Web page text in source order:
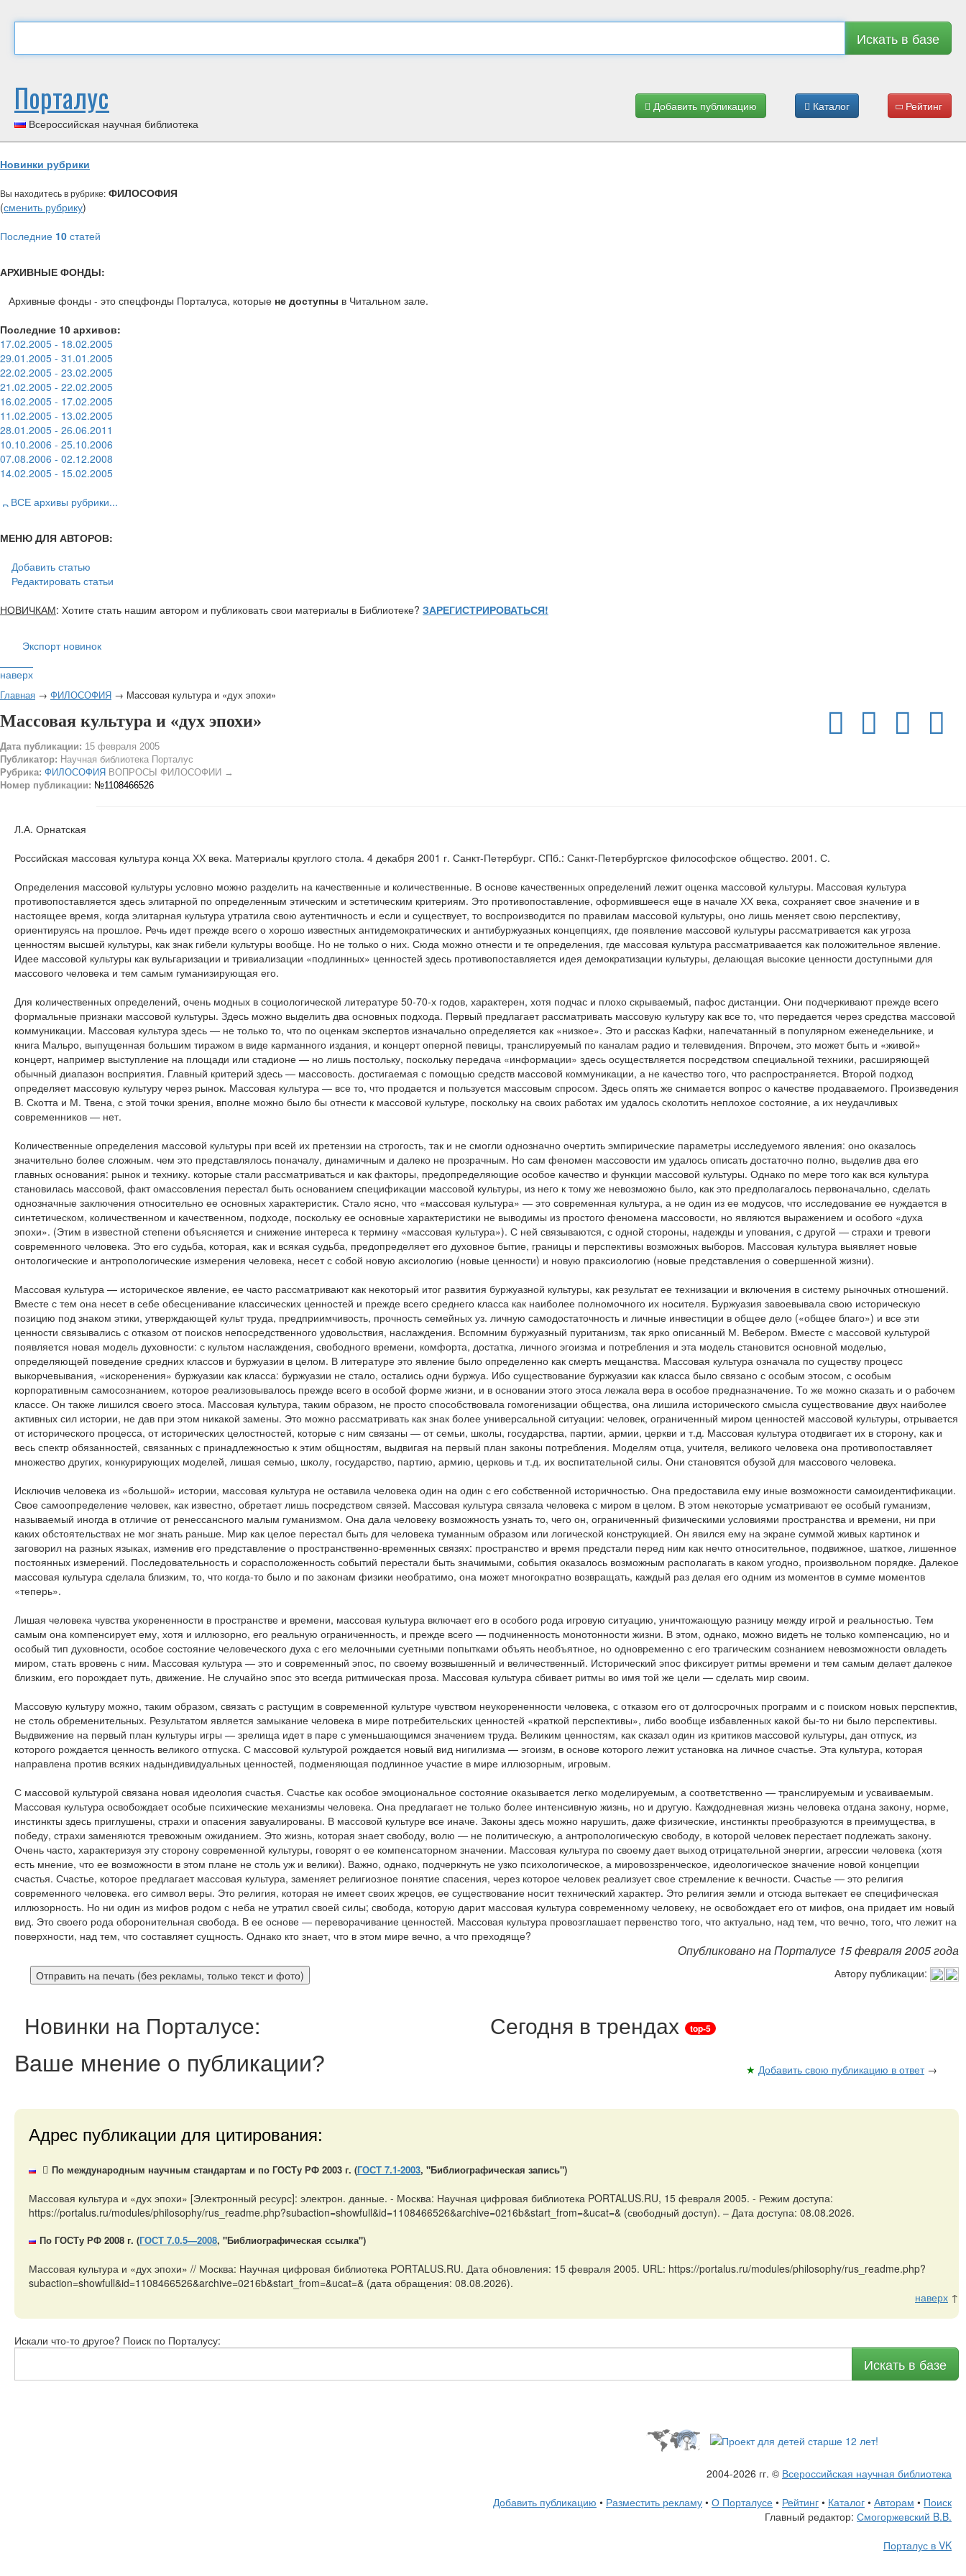
Искать в базе
Рейтинг
Каталог
Добавить публикацию
Порталус
Всероссийская научная библиотека
Новинки рубрики
Вы находитесь в рубрике: ФИЛОСОФИЯ
(сменить рубрику)
Последние 10 статей
АРХИВНЫЕ ФОНДЫ:
Архивные фонды - это спецфонды Порталуса, которые не доступны в Читальном зале.
Последние 10 архивов:
17.02.2005 - 18.02.2005
29.01.2005 - 31.01.2005
22.02.2005 - 23.02.2005
21.02.2005 - 22.02.2005
16.02.2005 - 17.02.2005
11.02.2005 - 13.02.2005
28.01.2005 - 26.06.2011
10.10.2006 - 25.10.2006
07.08.2006 - 02.12.2008
14.02.2005 - 15.02.2005
ВСЕ архивы рубрики...
МЕНЮ ДЛЯ АВТОРОВ:
Добавить статью
Редактировать статьи
НОВИЧКАМ: Хотите стать нашим автором и публиковать свои материалы в Библиотеке? ЗАРЕГИСТРИРОВАТЬСЯ!
Экспорт новинок
наверх
Главная → ФИЛОСОФИЯ → Массовая культура и «дух эпохи»
Массовая культура и «дух эпохи»
Дата публикации: 15 февраля 2005
Публикатор: Научная библиотека Порталус
Рубрика: ФИЛОСОФИЯ ВОПРОСЫ ФИЛОСОФИИ →
Номер публикации: №1108466526
Л.А. Орнатская
Российская массовая культура конца ХХ века. Материалы круглого стола. 4 декабря 2001 г. Санкт-Петербург. СПб.: Санкт-Петербургское философское общество. 2001. С.
Определения массовой культуры условно можно разделить на качественные и количественные. В основе качественных определений лежит оценка массовой культуры. Массовая культура
противопоставляется здесь элитарной по определенным этическим и эстетическим критериям. Это противопоставление, оформившееся еще в начале ХХ века, сохраняет свое значение и в
настоящее время, когда элитарная культура утратила свою аутентичность и если и существует, то воспроизводится по правилам массовой культуры, оно лишь меняет свою перспективу,
ориентируясь на прошлое. Речь идет прежде всего о хорошо известных антидемократических и антибуржуазных концепциях, где появление массовой культуры рассматривается как угроза
ценностям высшей культуры, как знак гибели культуры вообще. Но не только о них. Сюда можно отнести и те определения, где массовая культура рассматриваается как положительное явление.
Идее массовой культуры как вульгаризации и тривиализации «подлинных» ценностей здесь противопоставляется идея демократизации культуры, делающая высокие ценности доступными для
массового человека и тем самым гуманизирующая его.
Для количественных определений, очень модных в социологической литературе 50-70-х годов, характерен, хотя подчас и плохо скрываемый, пафос дистанции. Они подчеркивают прежде всего
формальные признаки массовой культуры. Здесь можно выделить два основных подхода. Первый предлагает рассматривать массовую культуру как все то, что передается через средства массовой
коммуникации. Массовая культура здесь — не только то, что по оценкам экспертов изначально определяется как «низкое». Это и рассказ Кафки, напечатанный в популярном еженедельнике, и
книга Мальро, выпущенная большим тиражом в виде карманного издания, и концерт оперной певицы, транслируемый по каналам радио и телевидения. Впрочем, это может быть и «живой»
концерт, например выступление на площади или стадионе — но лишь постольку, поскольку передача «информации» здесь осуществляется посредством специальной техники, расширяющей
обычный диапазон восприятия. Главный критерий здесь — массовость. достигаемая с помощью средств массовой коммуникации, а не качество того, что распространяется. Второй подход
определяет массовую культуру через рынок. Массовая культура — все то, что продается и пользуется массовым спросом. Здесь опять же снимается вопрос о качестве продаваемого. Произведения
В. Скотта и М. Твена, с этой точки зрения, вполне можно было бы отнести к массовой культуре, поскольку на своих работах им удалось сколотить неплохое состояние, а их неудачливых
современников — нет.
Количественные определения массовой культуры при всей их претензии на строгость, так и не смогли однозначно очертить эмпирические параметры исследуемого явления: оно оказалось
значительно более сложным. чем это представлялось поначалу, динамичным и далеко не прозрачным. Но сам феномен массовости им удалось описать достаточно полно, выделив два его
главных основания: рынок и технику. которые стали рассматриваться и как факторы, предопределяющие особое качество и функции массовой культуры. Однако по мере того как вся культура
становилась массовой, факт омассовления перестал быть основанием спецификации массовой культуры, из него к тому же невозможно было, как это предполагалось первоначально, сделать
однозначные заключения относительно ее основных характеристик. Стало ясно, что «массовая культура» — это современная культура, а не один из ее модусов, что исследование ее нуждается в
синтетическом, количественном и качественном, подходе, поскольку ее основные характеристики не выводимы из простого феномена массовости, но являются выражением и особого «духа
эпохи». (Этим в известной степени объясняется и снижение интереса к термину «массовая культура»). С ней связываются, с одной стороны, надежды и упования, с другой — страхи и тревоги
современного человека. Это его судьба, которая, как и всякая судьба, предопределяет его духовное бытие, границы и перспективы возможных выборов. Массовая культура выявляет новые
онтологические и антропологические измерения человека, несет с собой новую аксиологию (новые ценности) и новую праксиологию (новые представления о совершенной жизни).
Массовая культура — историческое явление, ее часто рассматривают как некоторый итог развития буржуазной культуры, как результат ее технизации и включения в систему рыночных отношений.
Вместе с тем она несет в себе обесценивание классических ценностей и прежде всего среднего класса как наиболее полномочного их носителя. Буржуазия завоевывала свою историческую
позицию под знаком этики, утверждающей культ труда, предприимчивость, прочность семейных уз. личную самодостаточность и личные инвестиции в общее дело («общее благо») и все эти
ценности связывались с отказом от поисков непосредственного удовольствия, наслаждения. Вспомним буржуазный пуританизм, так ярко описанный М. Вебером. Вместе с массовой культурой
появляется новая модель духовности: с культом наслаждения, свободного времени, комфорта, достатка, личного эгоизма и потребления и эта модель становится основной моделью,
определяющей поведение средних классов и буржуазии в целом. В литературе это явление было определенно как смерть мещанства. Массовая культура означала по существу процесс
выкорчевывания, «искоренения» буржуазии как класса: буржуазии не стало, остались одни буржуа. Ибо существование буржуазии как класса было связано с особым этосом, с особым
корпоративным самосознанием, которое реализовывалось прежде всего в особой форме жизни, и в основании этого этоса лежала вера в особое предназначение. То же можно сказать и о рабочем
классе. Он также лишился своего этоса. Массовая культура, таким образом, не просто способствовала гомогенизации общества, она лишила исторического смысла существование двух наиболее
активных сил истории, не дав при этом никакой замены. Это можно рассматривать как знак более универсальной ситуации: человек, ограниченный миром ценностей массовой культуры, отрывается
от исторического процесса, от исторических целостностей, которые с ним связаны — от семьи, школы, государства, партии, армии, церкви и т.д. Массовая культура отодвигает их в сторону, как и
весь спектр обязанностей, связанных с принадлежностью к этим общностям, выдвигая на первый план законы потребления. Моделям отца, учителя, великого человека она противопоставляет
множество других, конкурирующих моделей, лишая семью, школу, государство, партию, армию, церковь и т.д. их воспитательной силы. Они становятся обузой для массового человека.
Исключив человека из «большой» истории, массовая культура не оставила человека один на один с его собственной историчностью. Она предоставила ему иные возможности самоидентификации.
Свое самоопределение человек, как известно, обретает лишь посредством связей. Массовая культура связала человека с миром в целом. В этом некоторые усматривают ее особый гуманизм,
называемый иногда в отличие от ренессансного малым гуманизмом. Она дала человеку возможность узнать то, чего он, ограниченный физическими условиями пространства и времени, ни при
каких обстоятельствах не мог знать раньше. Мир как целое перестал быть для человека туманным образом или логической конструкцией. Он явился ему на экране суммой живых картинок и
заговорил на разных языках, изменив его представление о пространственно-временных связях: пространство и время предстали перед ним как нечто относительное, подвижное, шаткое, лишенное
постоянных измерений. Последовательность и сорасположенность событий перестали быть значимыми, события оказалось возможным располагать в каком угодно, произвольном порядке. Далекое
массовая культура сделала близким, то, что когда-то было и по законам физики необратимо, она может многократно возвращать, каждый раз делая его одним из моментов в сумме моментов
«теперь».
Лишая человека чувства укорененности в пространстве и времени, массовая культура включает его в особого рода игровую ситуацию, уничтожающую разницу между игрой и реальностью. Тем
самым она компенсирует ему, хотя и иллюзорно, его реальную ограниченность, и прежде всего — подчиненность монотонности жизни. В этом, однако, можно видеть не только компенсацию, но и
особый тип духовности, особое состояние человеческого духа с его мелочными суетными попытками объять необъятное, но одновременно с его трагическим сознанием невозможности овладеть
миром, стать вровень с ним. Массовая культура — это и современный эпос, по своему возвышенный и величественный. Исторический эпос фиксирует ритмы времени и тем самым делает далекое
близким, его порождает путь, движение. Не случайно эпос это всегда ритмическая проза. Массовая культура сбивает ритмы во имя той же цели — сделать мир своим.
Массовую культуру можно, таким образом, связать с растущим в современной культуре чувством неукорененности человека, с отказом его от долгосрочных программ и с поиском новых перспектив,
не столь обременительных. Результатом является замыкание человека в мире потребительских ценностей «краткой перспективы», либо вообще избавленных какой бы-то ни было перспективы.
Выдвижение на первый план культуры игры — зрелища идет в паре с уменьшающимся значением труда. Великим ценностям, как сказал один из критиков массовой культуры, дан отпуск, из
которого рождается ценность великого отпуска. С массовой культурой рождается новый вид нигилизма — эгоизм, в основе которого лежит установка на личное счастье. Эта культура, которая
направлена против всяких надындивидуальных ценностей, подменяющая подлинное участие в мире иллюзорным, игровым.
С массовой культурой связана новая идеология счастья. Счастье как особое эмоциональное состояние оказывается легко моделируемым, а соответственно — транслируемым и усваиваемым.
Массовая культура освобождает особые психические механизмы человека. Она предлагает не только более интенсивную жизнь, но и другую. Каждодневная жизнь человека отдана закону, норме,
инстинкты здесь приглушены, страхи и опасения завуалированы. В массовой культуре все иначе. Законы здесь можно нарушить, даже физические, инстинкты преобразуются в преимущества, в
победу, страхи заменяются тревожным ожиданием. Это жизнь, которая знает свободу, волю — не политическую, а антропологическую свободу, в которой человек перестает подлежать закону.
Очень часто, характеризуя эту сторону современной культуры, говорят о ее компенсаторном значении. Массовая культура по своему дает выход отрицательной энергии, агрессии человека (хотя
есть мнение, что ее возможности в этом плане не столь уж и велики). Важно, однако, подчеркнуть не узко психологическое, а мировоззренческое, идеологическое значение новой концепции
счастья. Счастье, которое предлагает массовая культура, заменяет религиозное понятие спасения, через которое человек реализует свое стремление к вечности. Счастье — это религия
современного человека. его символ веры. Это религия, которая не имеет своих жрецов, ее существование носит технический характер. Это религия земли и отсюда вытекает ее специфическая
иллюзорность. Но ни один из мифов родом с неба не утратил своей силы; свобода, которую дарит массовая культура современному человеку, не освобождает его от мифов, она придает им новый
вид. Это своего рода оборонительная свобода. В ее основе — переворачивание ценностей. Массовая культура провозглашает первенство того, что актуально, над тем, что вечно, того, что лежит на
поверхности, над тем, что составляет сущность. Однако кто знает, что в этом мире вечно, а что преходяще?
Опубликовано на Порталусе 15 февраля 2005 года
Автору публикации:
Новинки на Порталусе: Сегодня в трендах top-5
★ Добавить свою публикацию в ответ→
Ваше мнение о публикации?
Адрес публикации для цитирования:
По международным научным стандартам и по ГОСТу РФ 2003 г. (ГОСТ 7.1-2003, "Библиографическая запись")
Массовая культура и «дух эпохи» [Электронный ресурс]: электрон. данные. - Москва: Научная цифровая библиотека PORTALUS.RU, 15 февраля 2005. - Режим доступа:
https://portalus.ru/modules/philosophy/rus_readme.php?subaction=showfull&id=1108466526&archive=0216b&start_from=&ucat=& (свободный доступ). – Дата доступа: 08.08.2026.
По ГОСТу РФ 2008 г. (ГОСТ 7.0.5—2008, "Библиографическая ссылка")
Массовая культура и «дух эпохи» // Москва: Научная цифровая библиотека PORTALUS.RU. Дата обновления: 15 февраля 2005. URL: https://portalus.ru/modules/philosophy/rus_readme.php?
subaction=showfull&id=1108466526&archive=0216b&start_from=&ucat=& (дата обращения: 08.08.2026).
наверх ↑
Искали что-то другое? Поиск по Порталусу:
Искать в базе
2004-2026 гг. © Всероссийская научная библиотека
Добавить публикацию • Разместить рекламу • О Порталусе • Рейтинг • Каталог • Авторам • Поиск
Главный редактор: Смогоржевский B.B.
Порталус в VK